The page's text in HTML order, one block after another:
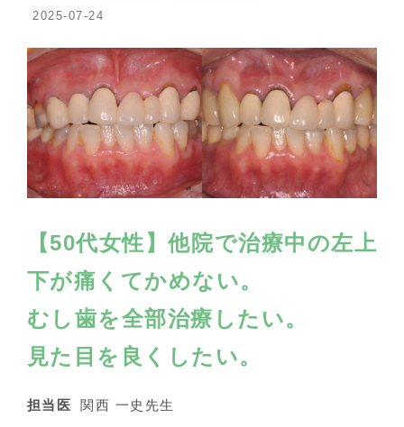
2025-07-24
【50代女性】他院で治療中の左上
下が痛くてかめない。
むし歯を全部治療したい。
見た目を良くしたい。
担当医 関西 一史先生